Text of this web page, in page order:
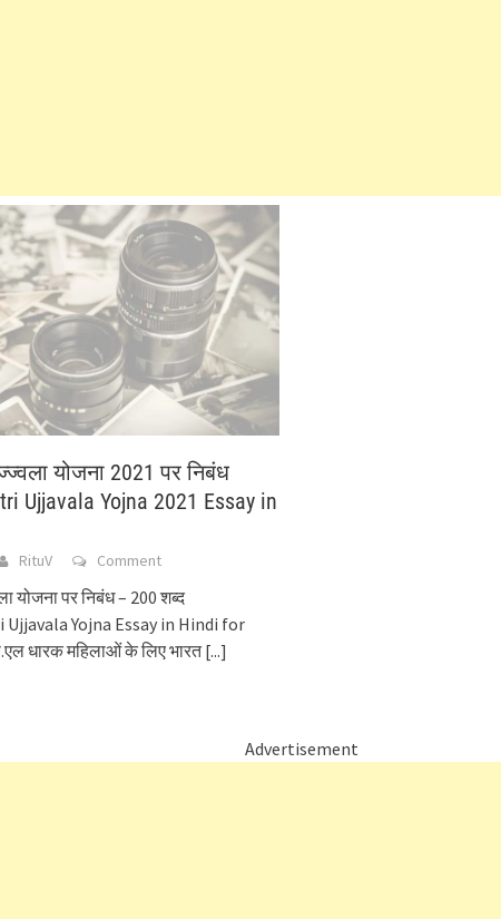
योजना 2021 पर निबंध
Ujjavala Yojna 2021 Essay in
RituV Comment
योजना पर निबंध – 200 शब्द
Yojna Essay in Hindi for
धारक महिलाओं के लिए भारत[...]
Advertisement